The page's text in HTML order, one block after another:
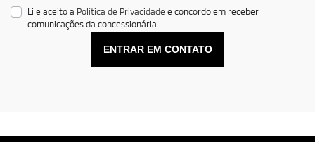
Li e aceito a Política de Privacidade e concordo em receber
comunicações da concessionária.
ENTRAR EM CONTATO